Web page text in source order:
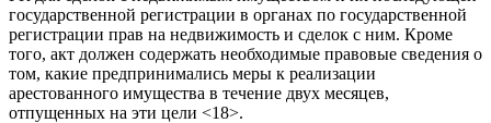
государственной регистрации в органах по государственной
регистрации прав на недвижимость и сделок с ним. Кроме
того, акт должен содержать необходимые правовые сведения о
том, какие предпринимались меры к реализации
арестованного имущества в течение двух месяцев,
отпущенных на эти цели <18>.